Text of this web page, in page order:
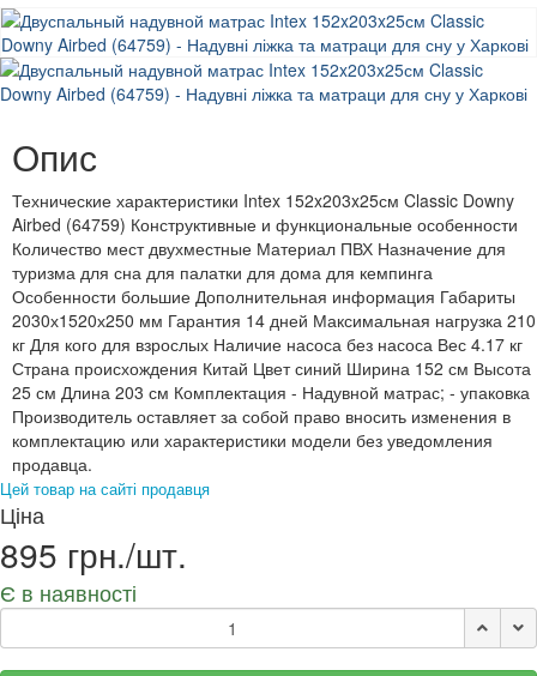
Опис
Технические характеристики Intex 152x203x25см Classic Downy
Airbed (64759) Конструктивные и функциональные особенности
Количество мест двухместные Материал ПВХ Назначение для
туризма для сна для палатки для дома для кемпинга
Особенности большие Дополнительная информация Габариты
2030х1520х250 мм Гарантия 14 дней Максимальная нагрузка 210
кг Для кого для взрослых Наличие насоса без насоса Вес 4.17 кг
Страна происхождения Китай Цвет синий Ширина 152 см Высота
25 см Длина 203 см Комплектация - Надувной матрас; - упаковка
Производитель оставляет за собой право вносить изменения в
комплектацию или характеристики модели без уведомления
продавца.
Цей товар на сайті продавця
Ціна
895 грн./шт.
Є в наявності